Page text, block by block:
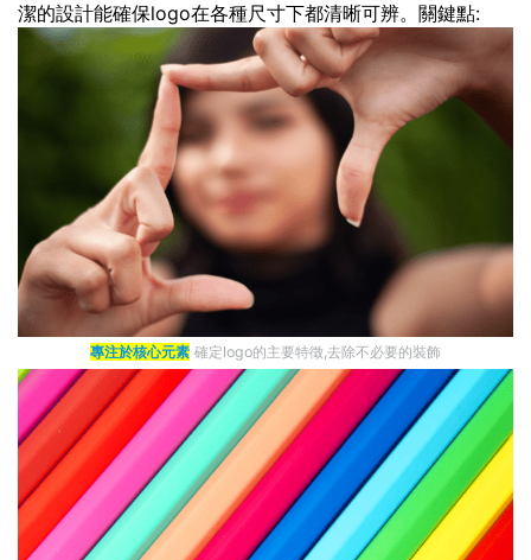
潔的設計能確保logo在各種尺寸下都清晰可辨。關鍵點:
專注於核心元素 確定logo的主要特徵,去除不必要的裝飾